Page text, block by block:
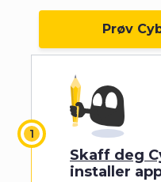
Prøv
Skaff deg
installer